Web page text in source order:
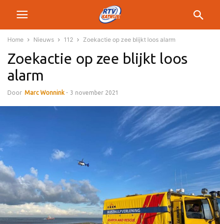
Home Nieuws 112 Zoekactie op zee blijkt loos alarm
Zoekactie op zee blijkt loos
alarm
Door Marc Wonnink - 3 november 2021